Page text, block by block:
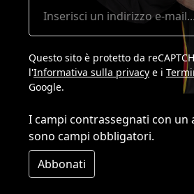
Questo sito è protetto da
l'Informativa sulla privacy e i
Google.
I campi contrassegnati con un
sono campi obbligatori.
Abbonati